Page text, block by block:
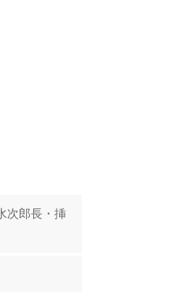
次郎長・挿